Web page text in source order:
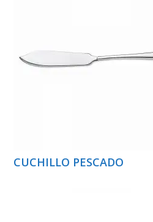
CUCHILLO PESCADO